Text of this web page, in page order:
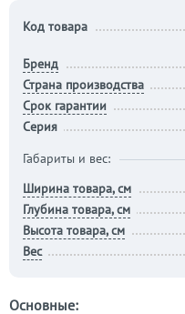
Код товара
Бренд
Страна производства
Срок гарантии
Серия
Габариты и вес:
Ширина товара, см
Глубина товара, см
Высота товара, см
Вес
Основные: